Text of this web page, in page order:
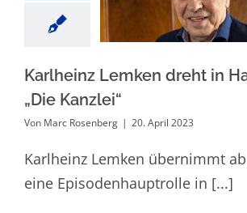
Hamburg für
„Die Kanzlei“
Karlheinz Lemken dreht in
„Die Kanzlei“
Von Marc Rosenberg | 20. April 2023
Karlheinz Lemken übernimmt
eine Episodenhauptrolle in [...]